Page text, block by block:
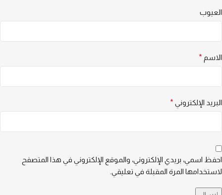
العيوب
الاسم *
البريد الإلكتروني *
احفظ اسمي، بريدي الإلكتروني، والموقع الإلكتروني في هذا المتصفح
لاستخدامها المرة المقبلة في تعليقي.